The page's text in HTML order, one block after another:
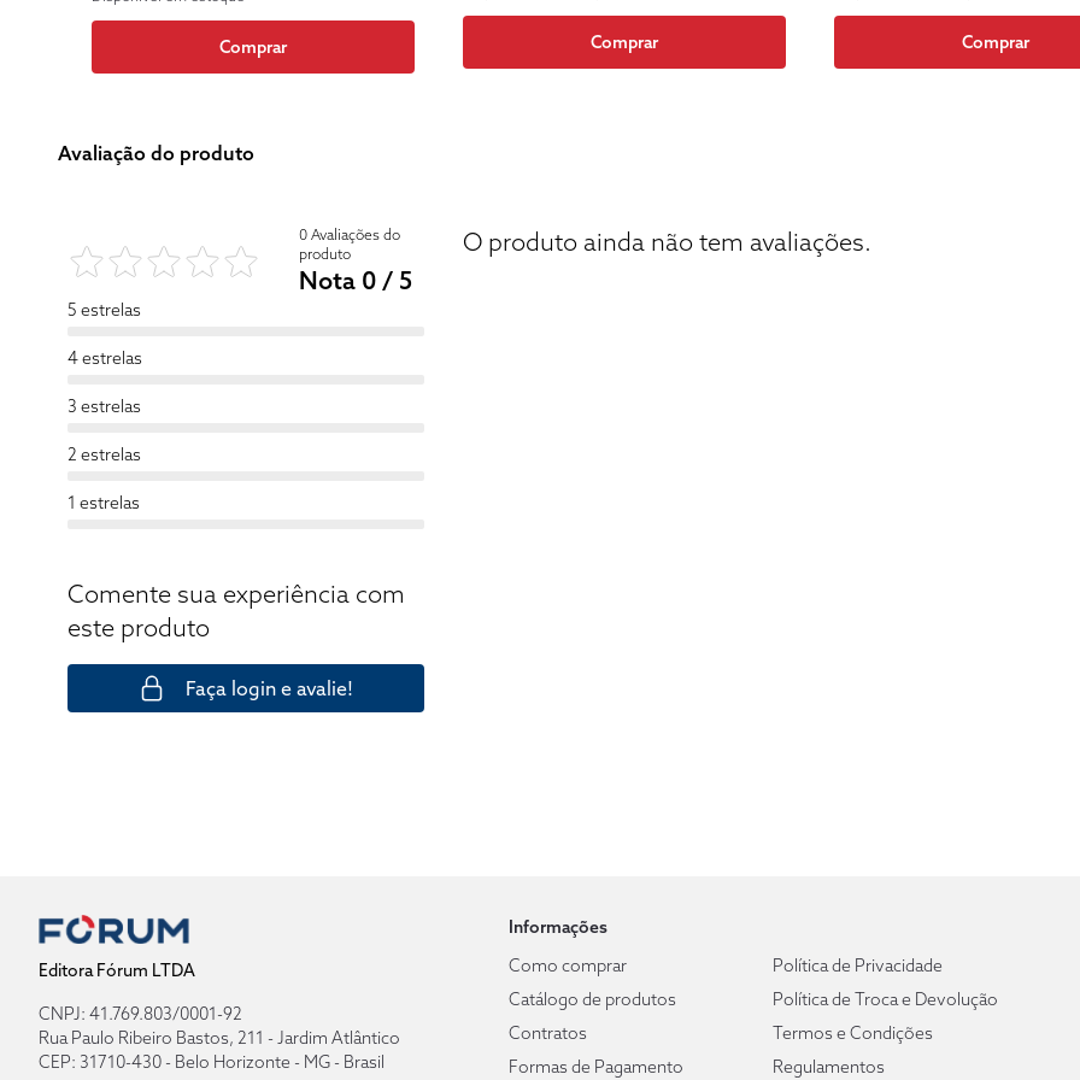
Comprar Comprar Comprar
Avaliação do produto
0 Avaliações do
produto
Nota 0 / 5
5 estrelas
4 estrelas
3 estrelas
2 estrelas
1 estrelas
Comente sua experiência com
este produto
Faça login e avalie!
O produto ainda não tem avaliações.
Editora Fórum LTDA
CNPJ: 41.769.803/0001-92
Rua Paulo Ribeiro Bastos, 211 - Jardim Atlântico
CEP: 31710-430 - Belo Horizonte - MG - Brasil
Informações
Como comprar
Catálogo de produtos
Contratos
Formas de Pagamento
Política de Privacidade
Política de Troca e Devolução
Termos e Condições
Regulamentos